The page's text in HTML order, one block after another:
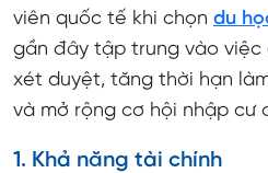
viên quốc tế khi chọn du
gần đây tập trung vào việc
xét duyệt, tăng thời hạn
và mở rộng cơ hội nhập cư
1. Khả năng tài chính